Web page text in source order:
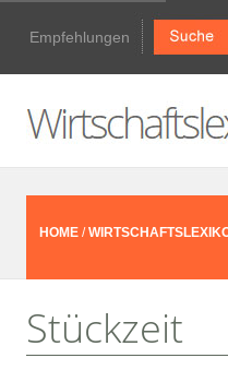
Empfehlungen
HOME /
Stückzeit